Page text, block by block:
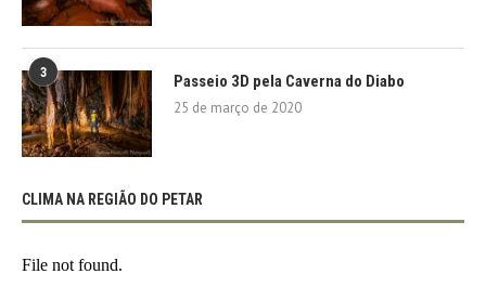
3 Passeio 3D pela Caverna do Diabo
25 de março de 2020
CLIMA NA REGIÃO DO PETAR